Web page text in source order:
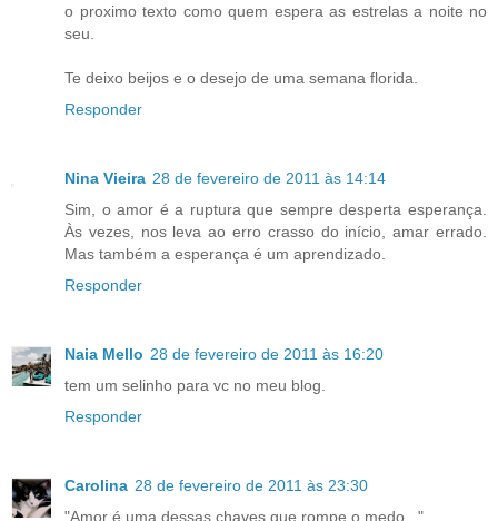
o proximo texto como quem espera as estrelas a noite no
seu.
Te deixo beijos e o desejo de uma semana florida.
Responder
Nina Vieira 28 de fevereiro de 2011 às 14:14
Sim, o amor é a ruptura que sempre desperta esperança.
Às vezes, nos leva ao erro crasso do início, amar errado.
Mas também a esperança é um aprendizado.
Responder
Naia Mello 28 de fevereiro de 2011 às 16:20
tem um selinho para vc no meu blog.
Responder
Carolina 28 de fevereiro de 2011 às 23:30
"Amor é uma dessas chaves que rompe o medo..."